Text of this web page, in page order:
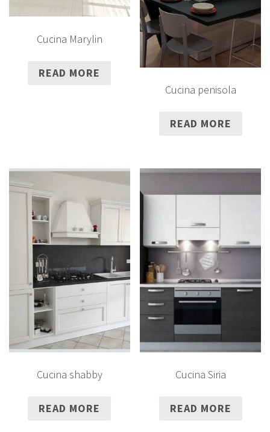
Cucina Marylin
READ MORE
Cucina penisola
READ MORE
Cucina shabby
READ MORE
Cucina Siria
READ MORE